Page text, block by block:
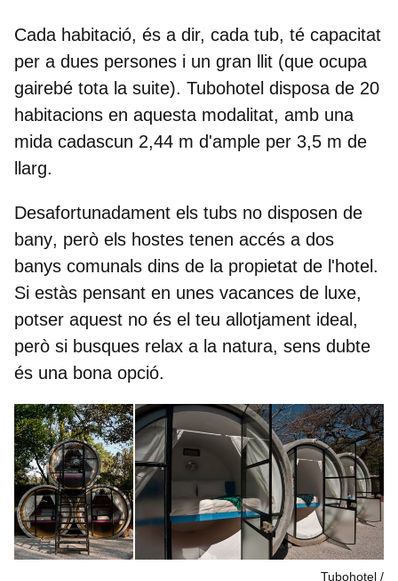
Cada habitació, és a dir, cada tub, té capacitat
per a dues persones i un gran llit (que ocupa
gairebé tota la suite). Tubohotel disposa de 20
habitacions en aquesta modalitat, amb una
mida cadascun 2,44 m d'ample per 3,5 m de
llarg.
Desafortunadament els tubs no disposen de
bany, però els hostes tenen accés a dos
banys comunals dins de la propietat de l'hotel.
Si estàs pensant en unes vacances de luxe,
potser aquest no és el teu allotjament ideal,
però si busques relax a la natura, sens dubte
és una bona opció.
Tubohotel